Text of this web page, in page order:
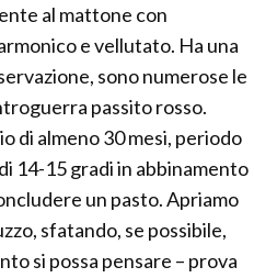
al mattone con
e vellutato. Ha una
sono numerose le
passito rosso.
di almeno 30 mesi, periodo
14-15 gradi in abbinamento
un pasto. Apriamo
sfatando, se possibile,
si possa pensare – prova